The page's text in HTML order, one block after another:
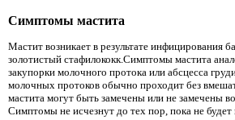
Симптомы мастита
Мастит возникает в результате инфицирования
золотистый стафилококк.Симптомы мастита
закупорки молочного протока или абсцесса
молочных протоков обычно проходит без
мастита могут быть замечены или не замечены
Симптомы не исчезнут до тех пор, пока не будет